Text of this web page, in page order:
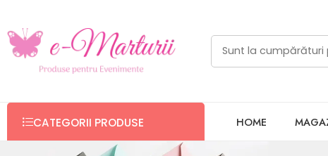
CATEGORII PRODUSE HOME